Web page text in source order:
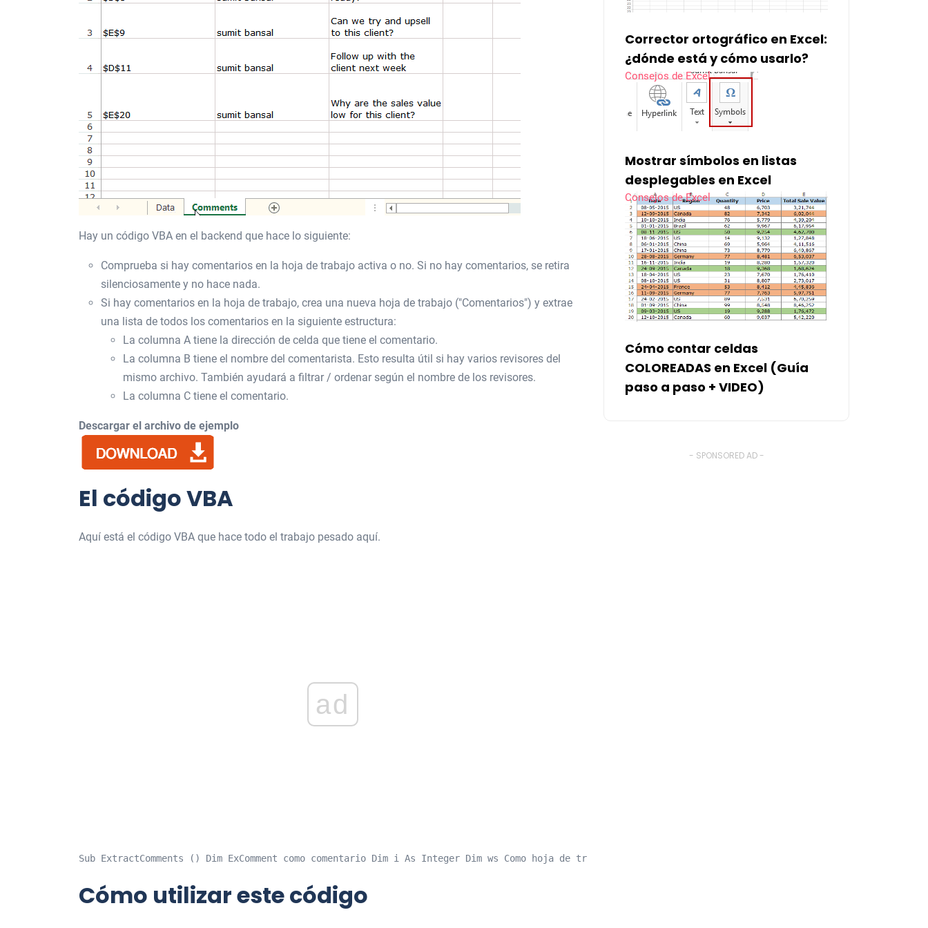
Hay un código VBA en el backend que hace lo siguiente:
Comprueba si hay comentarios en la hoja de trabajo activa o no. Si no hay comentarios, se retira
silenciosamente y no hace nada.
Si hay comentarios en la hoja de trabajo, crea una nueva hoja de trabajo ("Comentarios") y extrae
una lista de todos los comentarios en la siguiente estructura:
La columna A tiene la dirección de celda que tiene el comentario.
La columna B tiene el nombre del comentarista. Esto resulta útil si hay varios revisores del
mismo archivo. También ayudará a filtrar / ordenar según el nombre de los revisores.
La columna C tiene el comentario.
Descargar el archivo de ejemplo
El código VBA
Aquí está el código VBA que hace todo el trabajo pesado aquí.
ad
Sub ExtractComments () Dim ExComment como comentario Dim i As Integer Dim ws Como hoja de trabajo Dim CS como hoja de trabajo Establecer CS =
Cómo utilizar este código
Corrector ortográfico en Excel:
¿dónde está y cómo usarlo?
Consejos de Excel
Mostrar símbolos en listas
desplegables en Excel
Consejos de Excel
Cómo contar celdas
COLOREADAS en Excel (Guía
paso a paso + VIDEO)
- SPONSORED AD -